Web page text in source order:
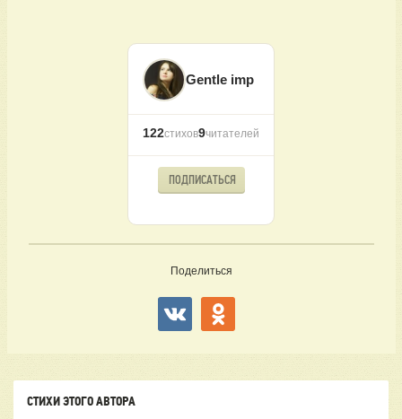
Gentle imp
122стихов9читателей
ПОДПИСАТЬСЯ
Поделиться
СТИХИ ЭТОГО АВТОРА